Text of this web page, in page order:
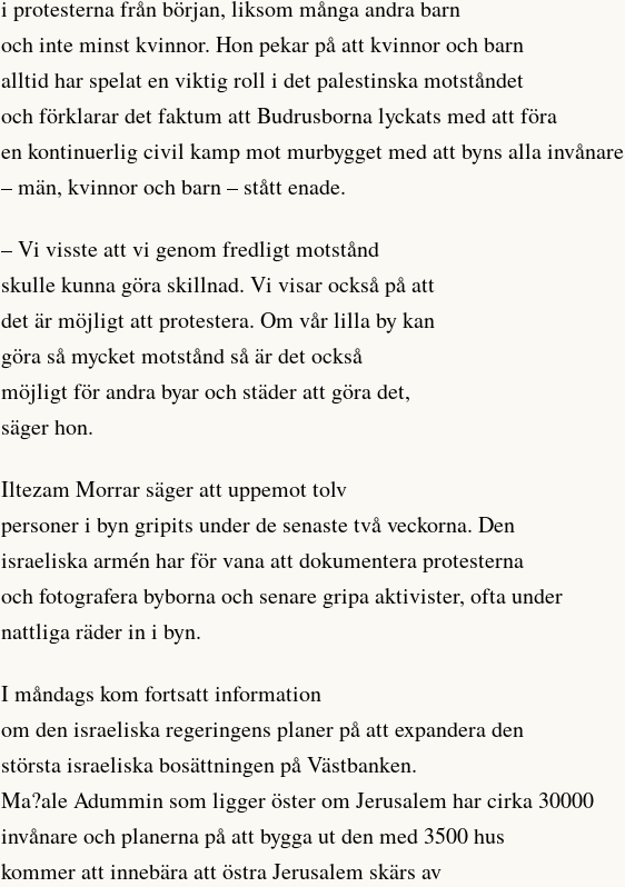
i protesterna från början, liksom många andra barn
och inte minst kvinnor. Hon pekar på att kvinnor och barn
alltid har spelat en viktig roll i det palestinska motståndet
och förklarar det faktum att Budrusborna lyckats med att föra
en kontinuerlig civil kamp mot murbygget med att byns alla invånare
– män, kvinnor och barn – stått enade.
– Vi visste att vi genom fredligt motstånd
skulle kunna göra skillnad. Vi visar också på att
det är möjligt att protestera. Om vår lilla by kan
göra så mycket motstånd så är det också
möjligt för andra byar och städer att göra det,
säger hon.
Iltezam Morrar säger att uppemot tolv
personer i byn gripits under de senaste två veckorna. Den
israeliska armén har för vana att dokumentera protesterna
och fotografera byborna och senare gripa aktivister, ofta under
nattliga räder in i byn.
I måndags kom fortsatt information
om den israeliska regeringens planer på att expandera den
största israeliska bosättningen på Västbanken.
Ma?ale Adummin som ligger öster om Jerusalem har cirka 30000
invånare och planerna på att bygga ut den med 3500 hus
kommer att innebära att östra Jerusalem skärs av